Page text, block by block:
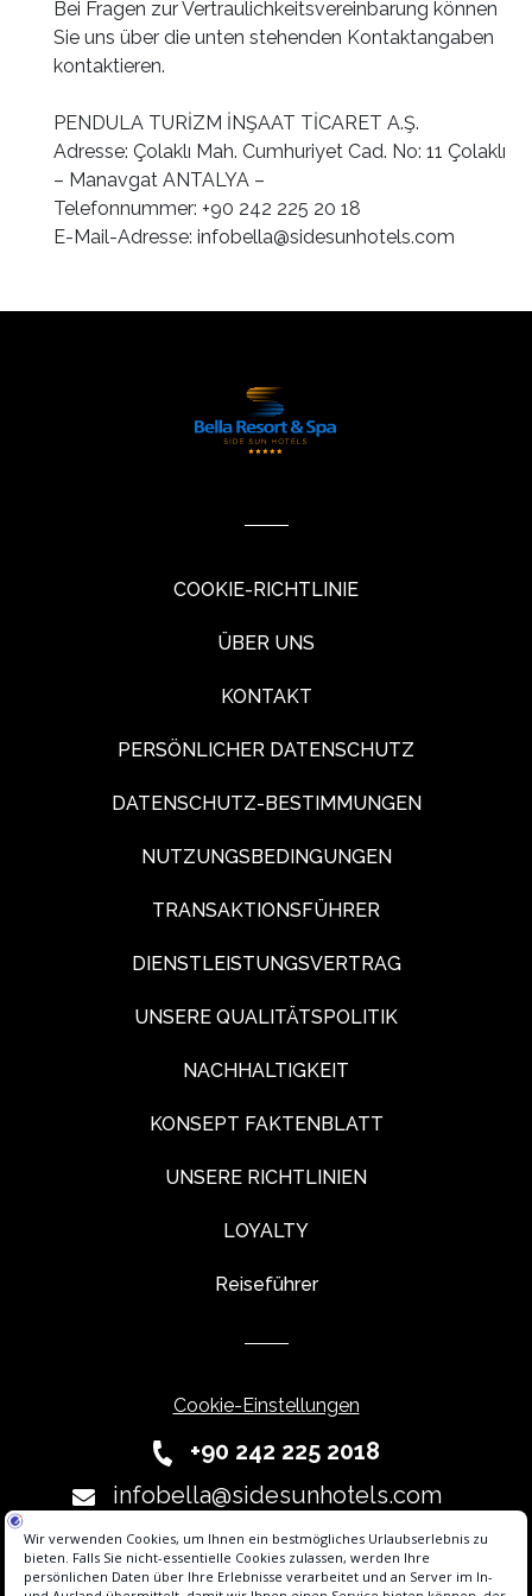
Bei Fragen zur Vertraulichkeitsvereinbarung können
Sie uns über die unten stehenden Kontaktangaben
kontaktieren.
PENDULA TURİZM İNŞAAT TİCARET A.Ş.
Adresse: Çolaklı Mah. Cumhuriyet Cad. No: 11 Çolaklı
– Manavgat ANTALYA –
Telefonnummer: +90 242 225 20 18
E-Mail-Adresse: infobella@sidesunhotels.com
COOKIE-RICHTLINIE
ÜBER UNS
KONTAKT
PERSÖNLICHER DATENSCHUTZ
DATENSCHUTZ-BESTIMMUNGEN
NUTZUNGSBEDINGUNGEN
TRANSAKTIONSFÜHRER
DIENSTLEISTUNGSVERTRAG
UNSERE QUALITÄTSPOLITIK
NACHHALTIGKEIT
KONSEPT FAKTENBLATT
UNSERE RICHTLINIEN
LOYALTY
Reiseführer
Cookie-Einstellungen
+90 242 225 2018
infobella@sidesunhotels.com